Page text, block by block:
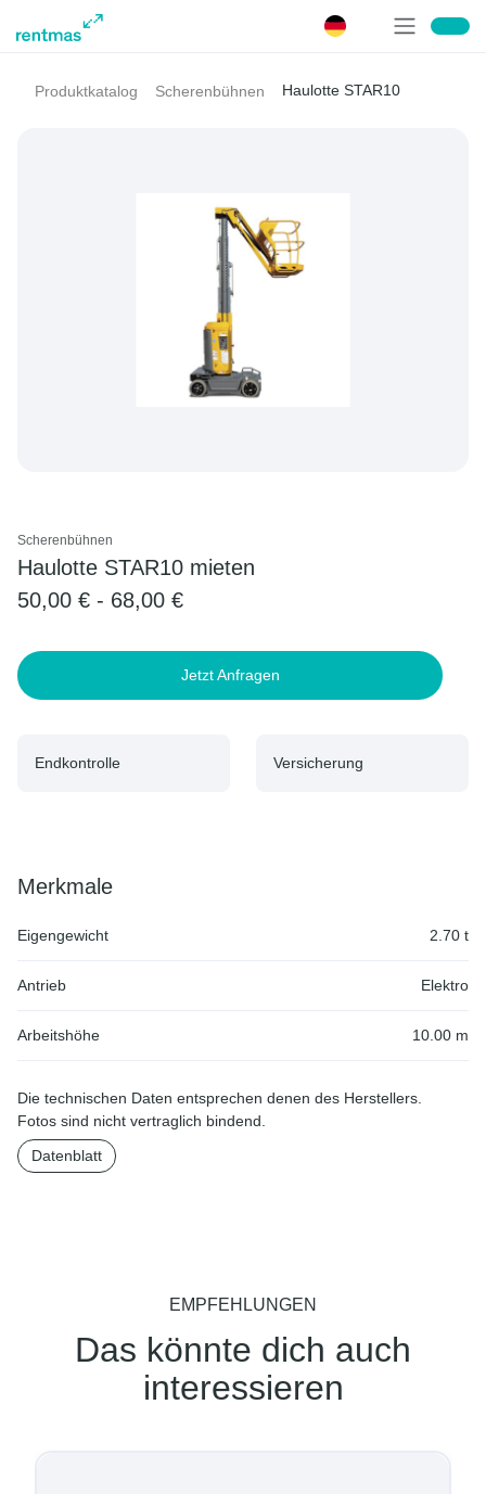
Produktkatalog Scherenbühnen Haulotte STAR10
Scherenbühnen
Haulotte STAR10 mieten
50,00 € - 68,00 €
Jetzt Anfragen
Endkontrolle Versicherung
Merkmale
Eigengewicht 2.70 t
Antrieb Elektro
Arbeitshöhe 10.00 m
Die technischen Daten entsprechen denen des Herstellers.
Fotos sind nicht vertraglich bindend.
Datenblatt
EMPFEHLUNGEN
Das könnte dich auch
interessieren